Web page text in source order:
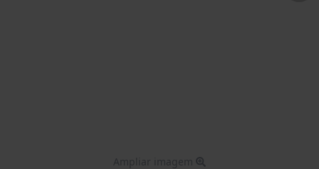
Ampliar imagem